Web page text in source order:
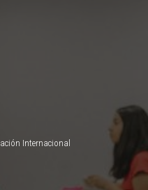
Internacional